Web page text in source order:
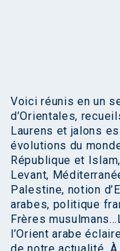
Voici réunis en un
d’Orientales,
Laurens et jalons
évolutions du
République et
Levant,
Palestine, notion
arabes, politique
Frères
l’Orient arabe
de notre actualité. À